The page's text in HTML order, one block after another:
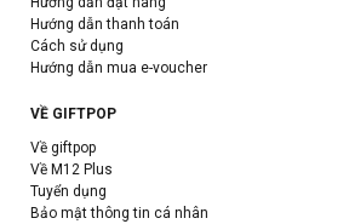
Hướng dẫn thanh toán
Cách sử dụng
Hướng dẫn mua e-voucher
VỀ GIFTPOP
Về giftpop
Về M12 Plus
Tuyển dụng
Bảo mật thông tin cá nhân